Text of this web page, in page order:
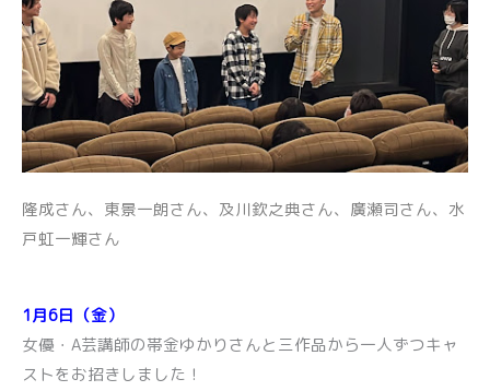
隆成さん、東景一朗さん、及川欽之典さん、廣瀬司さん、水
戸虹一輝さん
1月6日（金）
女優・A芸講師の帯金ゆかりさんと三作品から一人ずつキャ
ストをお招きしました！